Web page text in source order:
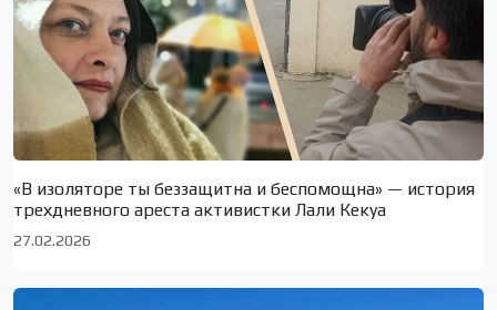
«В изоляторе ты беззащитна и беспомощна» — история
трехдневного ареста активистки Лали Кекуа
27.02.2026